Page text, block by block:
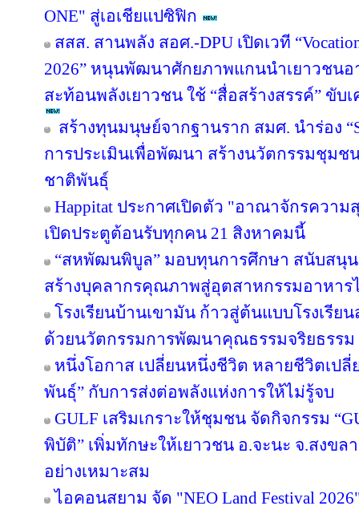
ONE" สู่เอเชียแปซิฟิก
สสส. สานพลัง สอศ.-DPU เปิดเวที
2026” หนุนพัฒนาศักยภาพแกนนำเยาวชน
สะท้อนพลังเยาวชน ใช้ “สื่อสร้างสรรค์” ขับ
สร้างทุนมนุษย์จากฐานราก สมศ. นำร่อง
การประเมินเพื่อพัฒนา สร้างนวัตกรรมชุมช
ชาติพันธุ์
Happitat ประกาศเปิดตัว "อาณาจักรควา
เปิดประตูต้อนรับทุกคน 21 สิงหาคมนี้
“สหพัฒนพิบูล” มอบทุนการศึกษา สนับสนุ
สร้างบุคลากรคุณภาพสู่อุตสาหกรรมอาหาร
โรงเรียนบ้านเขามัน ก้าวสู่ต้นแบบโรงเรีย
ด้วยนวัตกรรมการพัฒนาคุณธรรมจริยธรรม
หนึ่งโอกาส เปลี่ยนหนึ่งชีวิต หลายชีวิตเปลี่
พันธุ์” กับการส่งต่อพลังแห่งการให้ไม่รู้จบ
GULF เสริมเกราะให้ชุมชน จัดกิจกรรม
พิบัติ” เพิ่มทักษะให้เยาวชน อ.จะนะ จ.สงข
อย่างเหมาะสม
ไอคอนสยาม จัด "NEO Land Festival